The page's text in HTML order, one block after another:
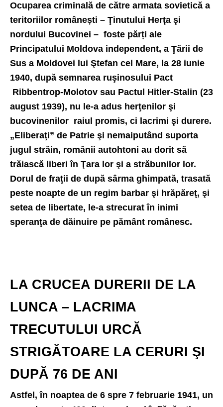
Ocuparea criminală de către armata sovietică a
teritoriilor românești – Ţinutului Herţa şi
nordului Bucovinei – foste părți ale
Principatului Moldova independent, a Ţării de
Sus a Moldovei lui Ştefan cel Mare, la 28 iunie
1940, după semnarea ruşinosului Pact
Ribbentrop-Molotov sau Pactul Hitler-Stalin (23
august 1939), nu le-a adus herţenilor şi
bucovinenilor raiul promis, ci lacrimi şi durere.
„Eliberaţi” de Patrie şi nemaiputând suporta
jugul străin, românii autohtoni au dorit să
trăiască liberi în Ţara lor şi a străbunilor lor.
Dorul de fraţii de după sârma ghimpată, trasată
peste noapte de un regim barbar şi hrăpăreţ, şi
setea de libertate, le-a strecurat în inimi
speranţa de dăinuire pe pământ românesc.
LA CRUCEA DURERII DE LA
LUNCA – LACRIMA
TRECUTULUI URCĂ
STRIGĂTOARE LA CERURI ŞI
DUPĂ 76 DE ANI
Astfel, în noaptea de 6 spre 7 februarie 1941, un